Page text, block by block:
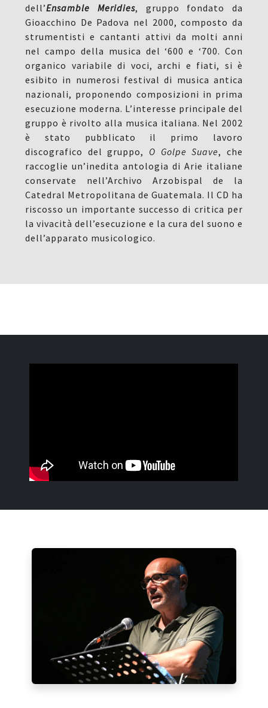
dell’Ensamble Meridies, gruppo fondato da
Gioacchino De Padova nel 2000, composto da
strumentisti e cantanti attivi da molti anni
nel campo della musica del ‘600 e ‘700. Con
organico variabile di voci, archi e fiati, si è
esibito in numerosi festival di musica antica
nazionali, proponendo composizioni in prima
esecuzione moderna. L’interesse principale del
gruppo è rivolto alla musica italiana. Nel 2002
è stato pubblicato il primo lavoro
discografico del gruppo, O Golpe Suave, che
raccoglie un’inedita antologia di Arie italiane
conservate nell’Archivo Arzobispal de la
Catedral Metropolitana de Guatemala. Il CD ha
riscosso un importante successo di critica per
la vivacità dell’esecuzione e la cura del suono e
dell’apparato musicologico.